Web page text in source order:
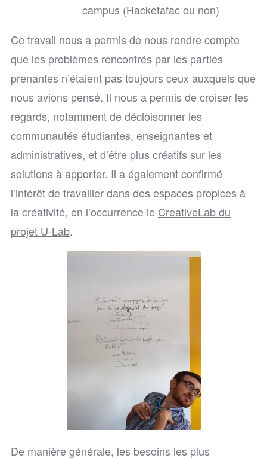
campus (Hacketafac ou non)
Ce travail nous a permis de nous rendre compte
que les problèmes rencontrés par les parties
prenantes n’étaient pas toujours ceux auxquels que
nous avions pensé. Il nous a permis de croiser les
regards, notamment de décloisonner les
communautés étudiantes, enseignantes et
administratives, et d’être plus créatifs sur les
solutions à apporter. Il a également confirmé
l’intérêt de travailler dans des espaces propices à
la créativité, en l’occurrence le CreativeLab du
projet U-Lab.
De manière générale, les besoins les plus